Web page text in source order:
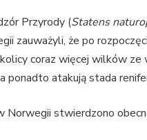
Przyrody (Statens
zauważyli, że po
coraz więcej wilków
ponadto atakują stada
Norwegii stwierdzono